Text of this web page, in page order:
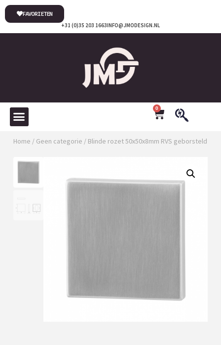
INFO@JMODESIGN.NL
+31 (0)35 203 1663
FAVORIETEN
0
Home / Geen categorie / Blinde rozet 50x50x8mm RVS geborsteld